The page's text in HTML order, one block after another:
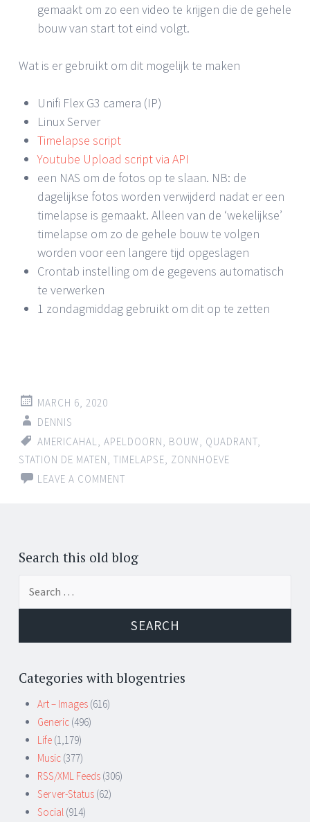
gemaakt om zo een video te krijgen die de gehele
bouw van start tot eind volgt.
Wat is er gebruikt om dit mogelijk te maken
Unifi Flex G3 camera (IP)
Linux Server
Timelapse script
Youtube Upload script via API
een NAS om de fotos op te slaan. NB: de
dagelijkse fotos worden verwijderd nadat er een
timelapse is gemaakt. Alleen van de ‘wekelijkse’
timelapse om zo de gehele bouw te volgen
worden voor een langere tijd opgeslagen
Crontab instelling om de gegevens automatisch
te verwerken
1 zondagmiddag gebruikt om dit op te zetten
MARCH 6, 2020
DENNIS
AMERICAHAL
APELDOORN BOUW QUADRANT
STATION DE MATEN TIMELAPSE ZONNHOEVE
LEAVE A COMMENT
Search this old blog
Categories with blogentries
Art – Images (616)
Generic (496)
Life (1,179)
Music (377)
RSS/XML Feeds (306)
Server-Status (62)
Social (914)